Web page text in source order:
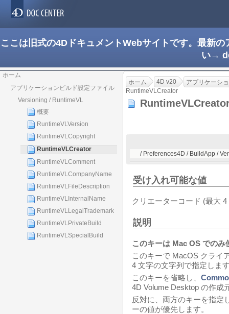
ここは旧式の4DドキュメントWebサイトです。最新
い→
ホーム
アプリケーションビルド設定ファイル
Versioning / RuntimeVL
概要
RuntimeVLVersion
RuntimeVLCopyright
RuntimeVLCreator
RuntimeVLComment
RuntimeVLCompanyName
RuntimeVLFileDescription
RuntimeVLInternalName
RuntimeVLLegalTrademark
RuntimeVLPrivateBuild
RuntimeVLSpecialBuild
ホーム 4D v20
アプリケーシ
RuntimeVLCreator
/ Preferences4D / BuildApp /
受け入れ可能な値
クリエーターコード (最大 4
説明
このキーは Mac OS でのみ
このキーで MacOS クライ
4 文字の文字列で指定しま
このキーを省略し、
4D Volume Desktop の作成
反対に、両方のキーを指定
ーの値が優先します。